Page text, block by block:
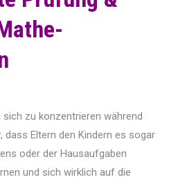
zu konzentrieren während
dass Eltern den Kindern es sogar
oder der Hausaufgaben
und sich wirklich auf die